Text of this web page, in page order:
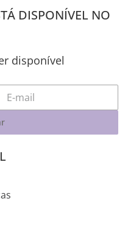
DISPONÍVEL NO
disponível